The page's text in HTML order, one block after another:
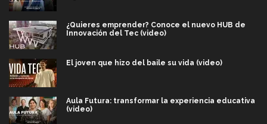
¿Quieres emprender? Conoce el nuevo HUB de
Innovación del Tec (video)
El joven que hizo del baile su vida (video)
Aula Futura: transformar la experiencia educativa
(video)